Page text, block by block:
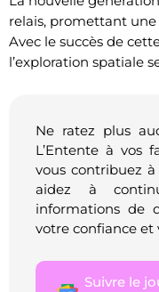
relais, promettant
Avec le succès de
l’exploration spatiale
Ne ratez plus
L’Entente à vos
vous contribuez
aidez à
informations de
votre confiance et
Suivre le